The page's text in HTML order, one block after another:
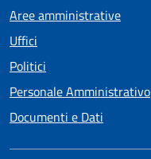
Aree amministrative
Uffici
Politici
Personale Amministrativo
Documenti e Dati